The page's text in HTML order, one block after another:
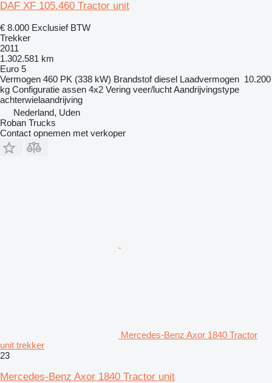
DAF XF 105.460 Tractor unit
€ 8.000 Exclusief BTW
Trekker
2011
1.302.581 km
Euro 5
Vermogen 460 PK (338 kW) Brandstof diesel Laadvermogen 10.200
kg Configuratie assen 4x2 Vering veer/luchtAandrijvingstype
achterwielaandrijving
Nederland, Uden
Roban Trucks
Contact opnemen met verkoper
Mercedes-Benz Axor 1840 Tractor
unit trekker
23
Mercedes-Benz Axor 1840 Tractor unit